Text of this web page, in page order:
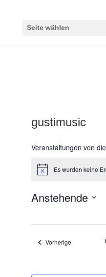
Seite wählen
gustimusic
Veranstaltungen von
HinweisEs wurden keine
Anstehende
Vorherige